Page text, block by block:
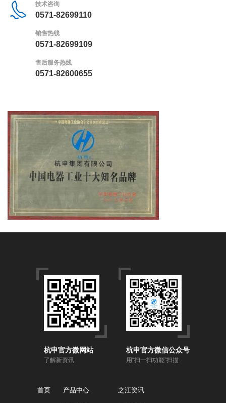
技术咨询
0571-82699110
销售热线
0571-82699109
售后服务热线
0571-82600655
杭申官方微网站
了解新资讯
杭申官方微信公众号
用“扫一扫功能”扫描
首页 产品中心 之江资讯